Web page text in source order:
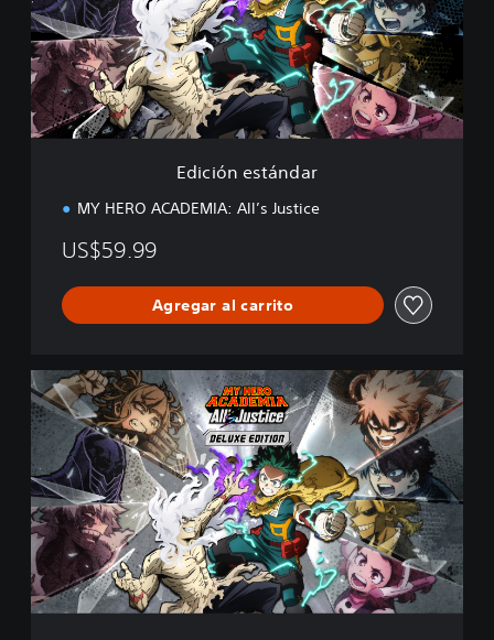
ó
n
e
s
t
á
n
Edición estándar
MY HERO ACADEMIA: All’s Justice
US$59.99
Agregar al carrito
E
d
i
c
i
ó
n
D
e
l
u
x